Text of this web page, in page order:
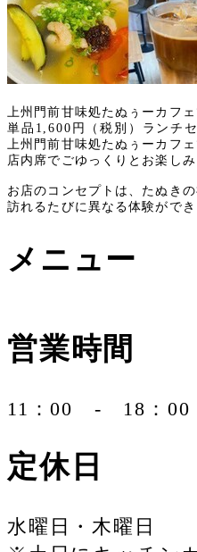
上州門前甘味処たぬぅーカフ
単品1,600円（税別）ランチ
上州門前甘味処たぬぅーカフ
店内席でごゆっくりとお楽しみ
お店の コンセプトは、たぬき
訪れるたびに異なる体験がで
メニュー
営業時間
11：00 - 18：00
定休日
水曜日・木曜日